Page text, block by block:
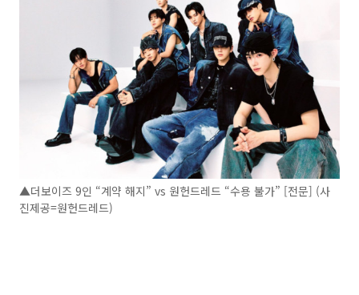
▲더보이즈 9인 “계약 해지” vs 원헌드레드 “수용 불가” [전문] (사
진제공=원헌드레드)